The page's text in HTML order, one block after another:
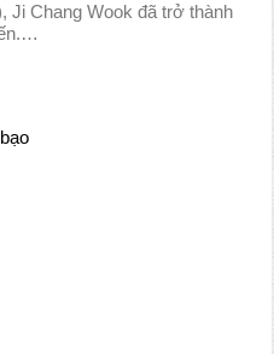
Ji Chang Wook đã trở thành